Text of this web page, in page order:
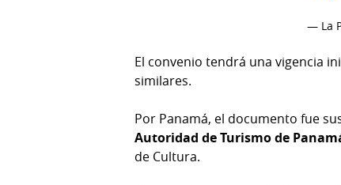
— La
El convenio tendrá una vigencia
similares.
Por Panamá, el documento fue
Autoridad de Turismo de
de Cultura.